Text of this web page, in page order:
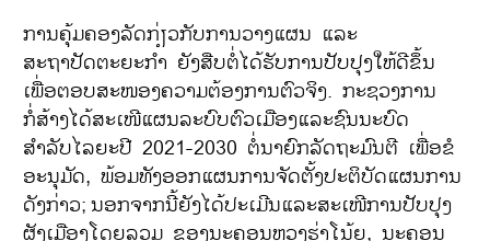
ການຄຸ້ມຄອງລັດກ່ຽວກັບການວາງແຜນ ແລະ
ສະຖາປັດຕະຍະກຳ ຍັງສືບຕໍ່ໄດ້ຮັບການປັບປຸງໃຫ້ດີຂຶ້ນ
ເພື່ອຕອບສະໜອງຄວາມຕ້ອງການຕົວຈິງ. ກະຊວງການ
ກໍ່ສ້າງໄດ້ສະເໜີແຜນລະບົບຕົວເມືອງແລະຊົນນະບົດ
ສຳລັບໄລຍະປີ 2021-2030 ຕໍ່ນາຍົກລັດຖະມົນຕີ ເພື່ອຂໍ
ອະນຸມັດ, ພ້ອມທັງອອກແຜນການຈັດຕັ້ງປະຕິບັດແຜນການ
ດັງກ່າວ;ນອກຈາກນີ້ຍັງໄດ້ປະເມີນແລະສະເໜີການປັບປຸງ
ຜັງເມືອງໂດຍລວມ ຂອງນະຄອນຫຼວງຮ່າໂນ້ຍ, ນະຄອນ